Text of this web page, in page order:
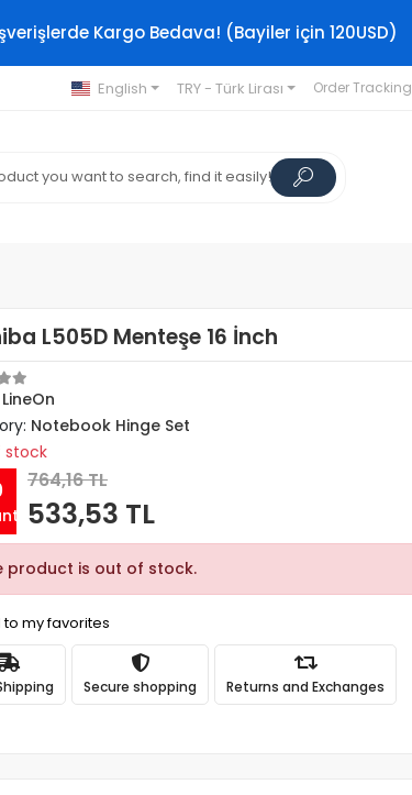
Kargo Bedava! (Bayiler için 120USD)
English TRY - Türk Lirası Order Tracking
L505D Menteşe 16 İnch
LineOn
Notebook Hinge Set
stock
764,16 TL
533,53 TL
product is out of stock.
to my favorites
Secure shopping Returns and Exchanges